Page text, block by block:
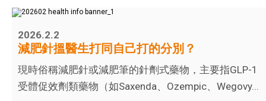
2026.2.2
減肥針搵醫生打同自己打的分別？
現時俗稱減肥針或減肥筆的針劑式藥物，主要指GLP-1
受體促效劑類藥物（如Saxenda、Ozempic、Wegovy...